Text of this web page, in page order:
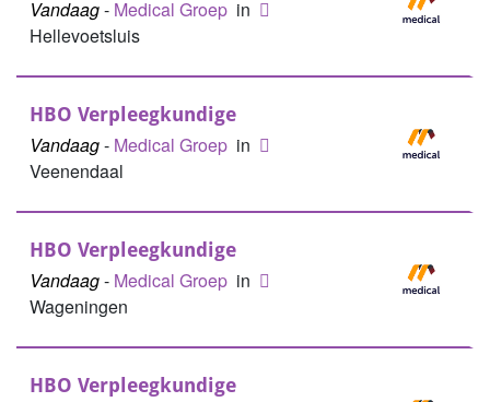
Vandaag- Medical Groep in
Hellevoetsluis
HBO Verpleegkundige
Vandaag- Medical Groep in
Veenendaal
HBO Verpleegkundige
Vandaag- Medical Groep in
Wageningen
HBO Verpleegkundige